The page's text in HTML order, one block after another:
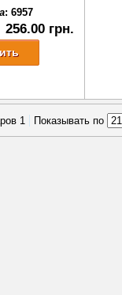
: 6957
256.00 грн.
1 Показывать по